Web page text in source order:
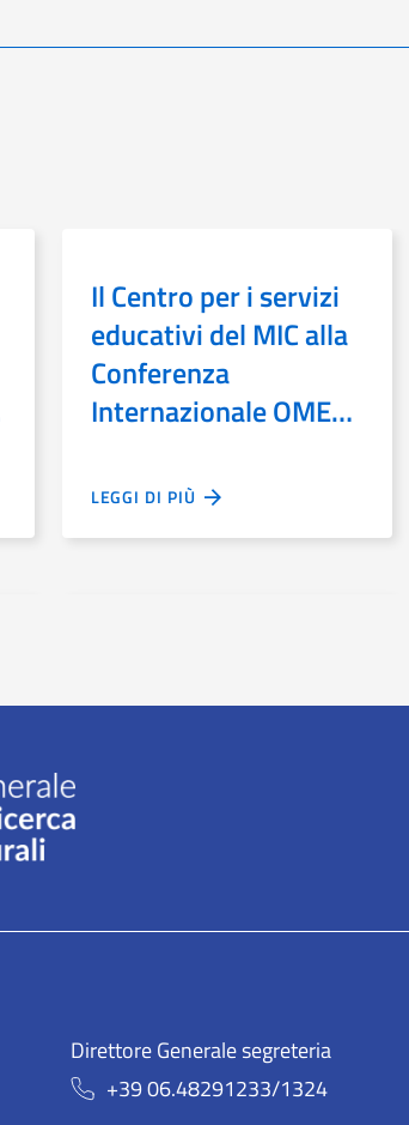
Il Centro per i servizi
educativi del MIC alla
Conferenza
Internazionale OMEP
l’educazione della
LEGGI DI PIÙ
Direttore Generale segreteria
+39 06.48291233/1324